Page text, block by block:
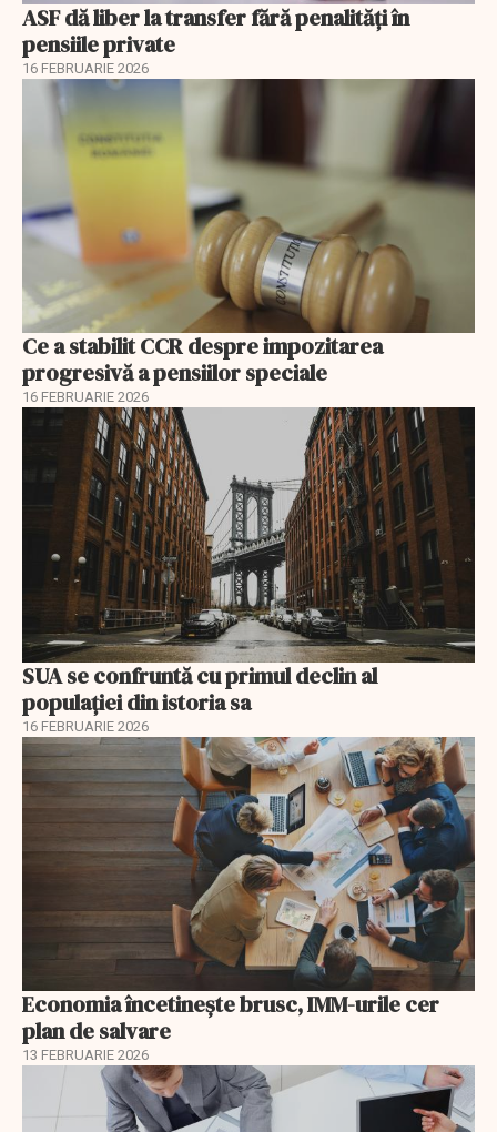
ASF dă liber la transfer fără penalități în
pensiile private
16 FEBRUARIE 2026
Ce a stabilit CCR despre impozitarea
progresivă a pensiilor speciale
16 FEBRUARIE 2026
SUA se confruntă cu primul declin al
populației din istoria sa
16 FEBRUARIE 2026
Economia încetinește brusc, IMM-urile cer
plan de salvare
13 FEBRUARIE 2026